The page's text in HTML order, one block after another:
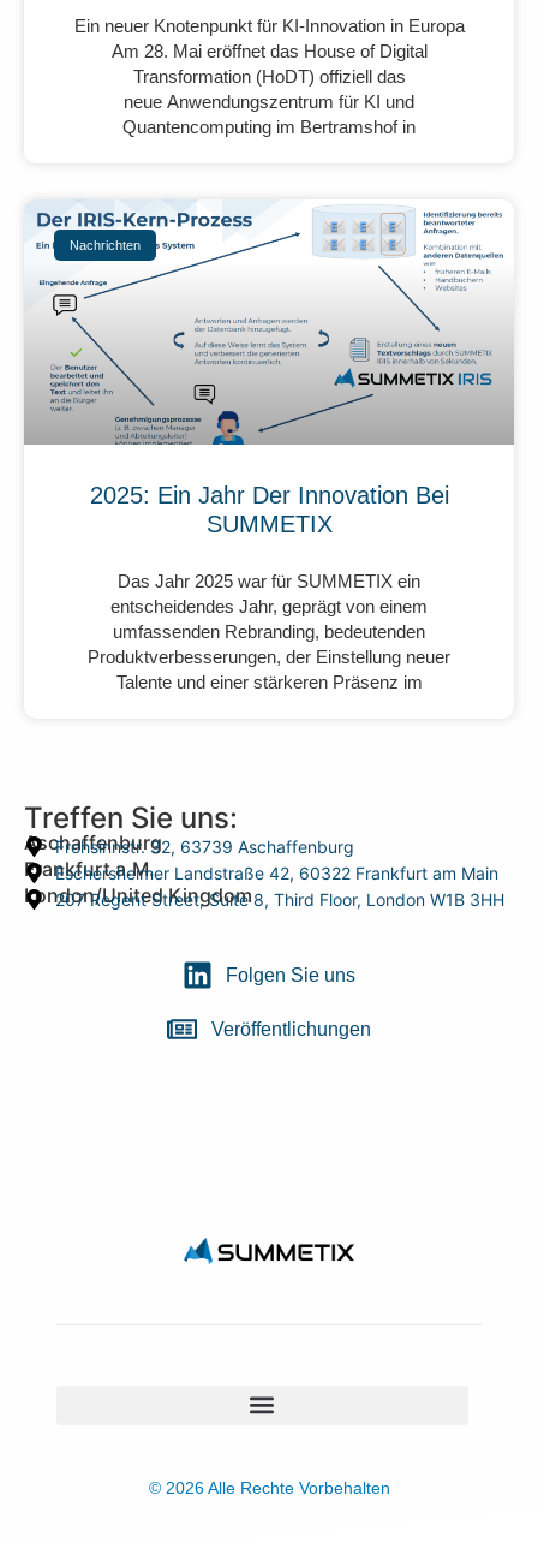
Ein neuer Knotenpunkt für KI-Innovation in Europa
Am 28. Mai eröffnet das House of Digital
Transformation (HoDT) offiziell das
neue Anwendungszentrum für KI und
Quantencomputing im Bertramshof in
Nachrichten
2025: Ein Jahr Der Innovation Bei
SUMMETIX
Das Jahr 2025 war für SUMMETIX ein
entscheidendes Jahr, geprägt von einem
umfassenden Rebranding, bedeutenden
Produktverbesserungen, der Einstellung neuer
Talente und einer stärkeren Präsenz im
Treffen Sie uns:
Aschaffenburg
Frohsinnstr. 32, 63739 Aschaffenburg
Frankfurt a.M.
Eschersheimer Landstraße 42, 60322 Frankfurt am Main
London/United Kingdom
207 Regent Street, Suite 8, Third Floor, London W1B 3HH
Folgen Sie uns
Veröffentlichungen
© 2026 Alle Rechte Vorbehalten